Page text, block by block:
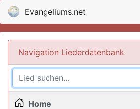
Evangeliums.net
Navigation Liederdatenbank
Home